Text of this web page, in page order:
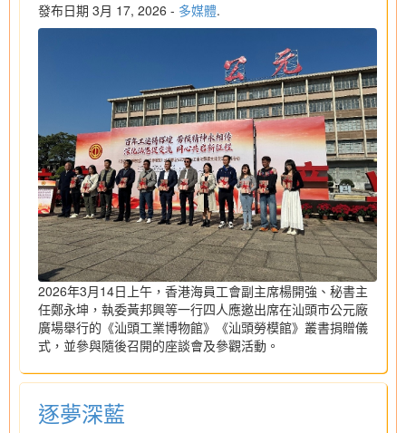
發布日期 3月 17, 2026 - 多媒體.
2026年3月14日上午，香港海員工會副主席楊開強、秘書主
任鄭永坤，執委黃邦興等一行四人應邀出席在汕頭市公元廠
廣場舉行的《汕頭工業博物館》《汕頭勞模館》叢書捐贈儀
式，並參與隨後召開的座談會及參觀活動。
逐夢深藍